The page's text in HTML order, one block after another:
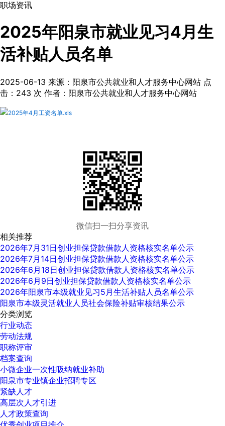
职场资讯
2025年阳泉市就业见习4月生
活补贴人员名单
2025-06-13 来源：阳泉市公共就业和人才服务中心网站 点
击： 243 次 作者：阳泉市公共就业和人才服务中心网站
2025年4月工资名单.xls
微信扫一扫分享资讯
相关推荐
2026年7月31日创业担保贷款借款人资格核实名单公示
2026年7月14日创业担保贷款借款人资格核实名单公示
2026年6月18日创业担保贷款借款人资格核实名单公示
2026年6月9日创业担保贷款借款人资格核实名单公示
2026年阳泉市本级就业见习5月生活补贴人员名单公示
阳泉市本级灵活就业人员社会保险补贴审核结果公示
分类浏览
行业动态
劳动法规
职称评审
档案查询
小微企业一次性吸纳就业补助
阳泉市专业镇企业招聘专区
紧缺人才
高层次人才引进
人才政策查询